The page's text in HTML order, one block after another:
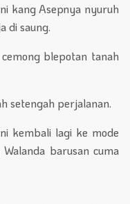
kang Asepnya nyuruh
di saung.
blepotan tanah
setengah perjalanan.
kembali lagi ke mode
barusan cuma